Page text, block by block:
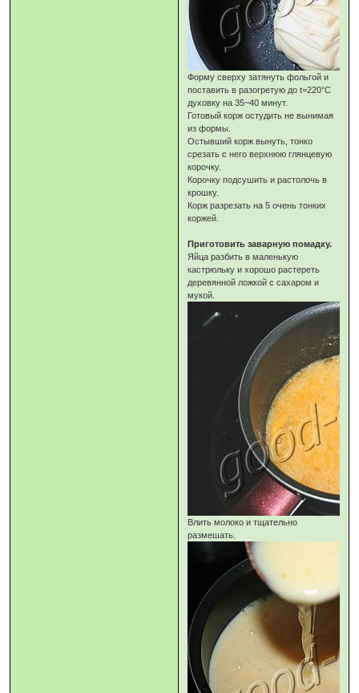
Форму сверху затянуть фольгой и
поставить в разогретую до t=220°C
духовку на 35~40 минут.
Готовый корж остудить не вынимая
из формы.
Остывший корж вынуть, тонко
срезать с него верхнюю глянцевую
корочку.
Корочку подсушить и растолочь в
крошку.
Корж разрезать на 5 очень тонких
коржей.
Приготовить заварную помадку.
Яйца разбить в маленькую
кастрюльку и хорошо растереть
деревянной ложкой с сахаром и
мукой.
Влить молоко и тщательно
размешать.